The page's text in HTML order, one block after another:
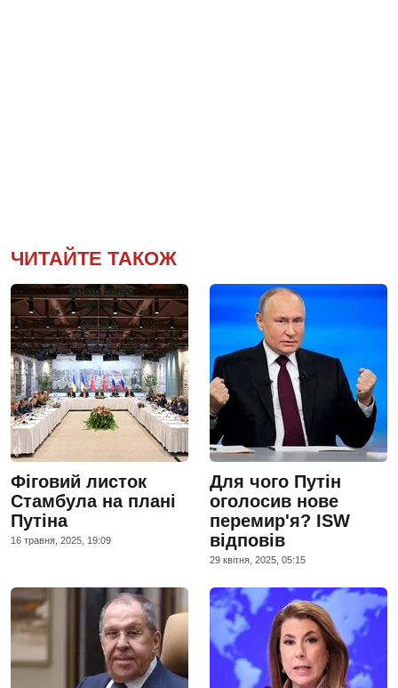
ЧИТАЙТЕ ТАКОЖ
Фіговий листок
Стамбула на плані
Путіна
16 травня, 2025, 19:09
Для чого Путін
оголосив нове
перемир'я? ISW
відповів
29 квiтня, 2025, 05:15